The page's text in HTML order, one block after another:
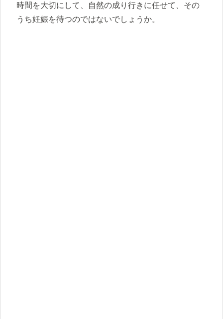
時間を大切にして、自然の成り行きに任せて、その
うち妊娠を待つのではないでしょうか。